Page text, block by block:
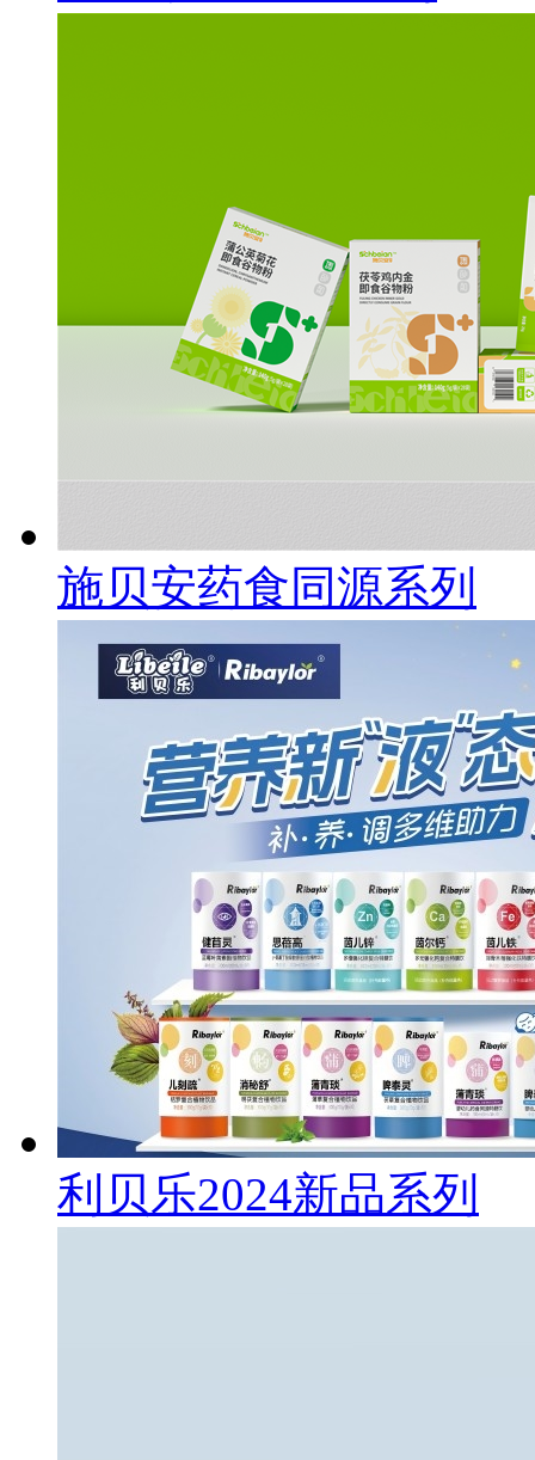
施贝安药食同源系列
利贝乐2024新品系列